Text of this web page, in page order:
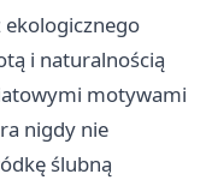
ekologicznego
i naturalnością
motywami
nigdy nie
ślubną